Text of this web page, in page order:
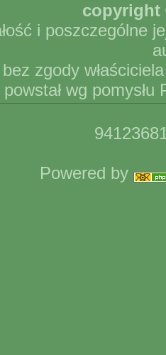
copyright
i poszczególne
zgody
wg
Powered by